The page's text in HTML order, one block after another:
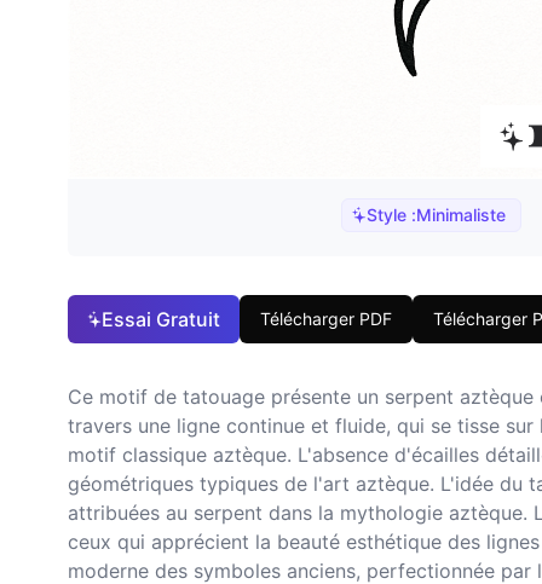
Style :Minimaliste
Essai Gratuit Télécharger PDF Télécharger
Ce motif de tatouage présente un serpent
travers une ligne continue et fluide, qui se tisse
motif classique aztèque. L'absence d'écailles
géométriques typiques de l'art aztèque. L'idée du
attribuées au serpent dans la mythologie
ceux qui apprécient la beauté esthétique des
moderne des symboles anciens, perfectionnée par